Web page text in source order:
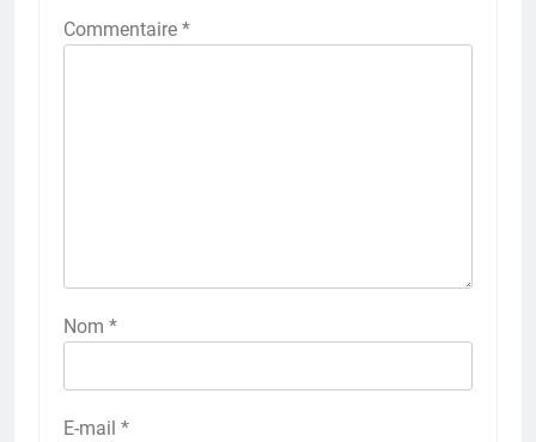
Commentaire *
Nom *
E-mail *